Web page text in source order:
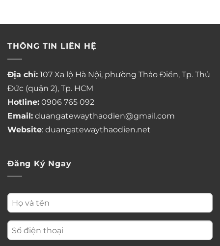
THÔNG TIN LIÊN HỆ
Địa chỉ: 107 Xa lộ Hà Nội, phường Thảo Điền, Tp. Thủ
Đức (quận 2), Tp. HCM
Hotline: 0906 765 092
Email: duangatewaythaodien@gmail.com
Website: duangatewaythaodien.net
Đăng Ký Ngay